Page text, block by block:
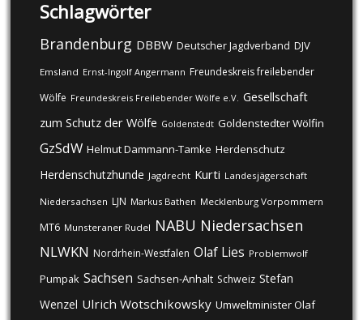
Schlagwörter
Brandenburg DBBW Deutscher Jagdverband DJV
Emsland Ernst-Ingolf Angermann Freundeskreis freilebender
Wölfe Freundeskreis Freilebender Wölfe e.V. Gesellschaft
zum Schutz der Wölfe Goldenstedt Goldenstedter Wölfin
GzSdW Helmut Dammann-Tamke Herdenschutz
Herdenschutzhunde Jagdrecht Kurti Landesjägerschaft
Niedersachsen LJN Markus Bathen Mecklenburg Vorpommern
MT6 Munsteraner Rudel NABU Niedersachsen
NLWKN Nordrhein-Westfalen Olaf Lies Problemwolf
Pumpak Sachsen Sachsen-Anhalt Schweiz Stefan
Wenzel Ulrich Wotschikowsky Umweltminister Olaf